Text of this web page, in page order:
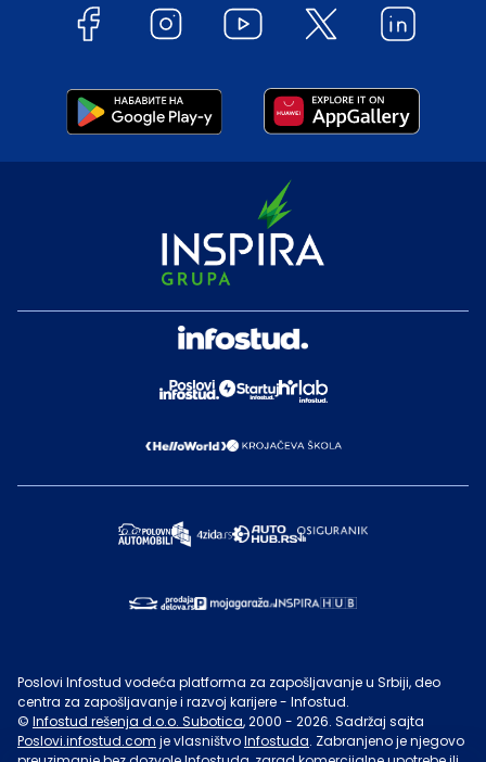
Poslovi Infostud vodeća platforma za zapošljavanje u Srbiji, deo
centra za zapošljavanje i razvoj karijere - Infostud.
© Infostud rešenja d.o.o. Subotica, 2000 - 2026. Sadržaj sajta
Poslovi.infostud.com je vlasništvoInfostuda. Zabranjeno je njegovo